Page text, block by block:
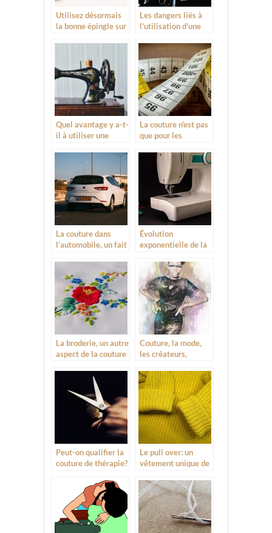
Utilisez désormais
la bonne épingle sur
Les dangers liés à
l’utilisation d’une
Quel avantage y a-t-
il à utiliser une
« vintage »?
La couture n’est pas
que pour les
La couture dans
l’automobile, un fait
Évolution
exponentielle de la
traditionnelle
La broderie, un autre
aspect de la couture
Couture, la mode,
les créateurs,
Peut-on qualifier la
couture de thérapie?
Le pull over: un
vêtement unique de